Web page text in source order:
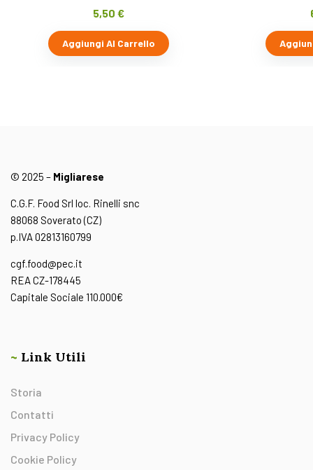
5,50 €
Aggiungi Al Carrello
© 2025 – Migliarese
C.G.F. Food Srl loc. Rinelli snc
88068 Soverato (CZ)
p.IVA 02813160799
cgf.food@pec.it
REA CZ-178445
Capitale Sociale 110.000€
~ Link Utili
Storia
Contatti
Privacy Policy
Cookie Policy